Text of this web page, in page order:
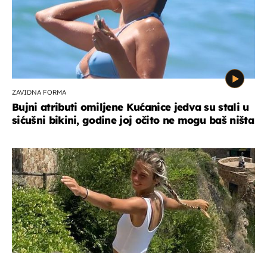
ZAVIDNA FORMA
Bujni atributi omiljene Kućanice jedva su stali u
sićušni bikini, godine joj očito ne mogu baš ništa